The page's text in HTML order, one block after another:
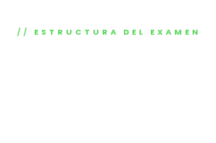
ESTRUCTURA DEL EXAMEN